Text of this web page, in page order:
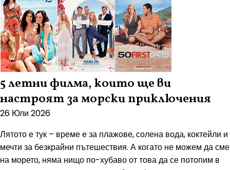
5 летни филма, които ще ви
настроят за морски приключения
26 Юли 2026
Лятото е тук – време е за плажове, солена вода, коктейли и
мечти за безкрайни пътешествия. А когато не можем да сме
на морето, няма нищо по-хубаво от това да се потопим в